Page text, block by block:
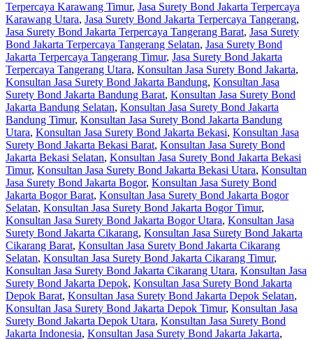
Terpercaya Karawang Timur, Jasa Surety Bond Jakarta Terpercaya
Karawang Utara, Jasa Surety Bond Jakarta Terpercaya Tangerang,
Jasa Surety Bond Jakarta Terpercaya Tangerang Barat, Jasa Surety
Bond Jakarta Terpercaya Tangerang Selatan, Jasa Surety Bond
Jakarta Terpercaya Tangerang Timur, Jasa Surety Bond Jakarta
Terpercaya Tangerang Utara, Konsultan Jasa Surety Bond Jakarta,
Konsultan Jasa Surety Bond Jakarta Bandung, Konsultan Jasa
Surety Bond Jakarta Bandung Barat, Konsultan Jasa Surety Bond
Jakarta Bandung Selatan, Konsultan Jasa Surety Bond Jakarta
Bandung Timur, Konsultan Jasa Surety Bond Jakarta Bandung
Utara, Konsultan Jasa Surety Bond Jakarta Bekasi, Konsultan Jasa
Surety Bond Jakarta Bekasi Barat, Konsultan Jasa Surety Bond
Jakarta Bekasi Selatan, Konsultan Jasa Surety Bond Jakarta Bekasi
Timur, Konsultan Jasa Surety Bond Jakarta Bekasi Utara, Konsultan
Jasa Surety Bond Jakarta Bogor, Konsultan Jasa Surety Bond
Jakarta Bogor Barat, Konsultan Jasa Surety Bond Jakarta Bogor
Selatan, Konsultan Jasa Surety Bond Jakarta Bogor Timur,
Konsultan Jasa Surety Bond Jakarta Bogor Utara, Konsultan Jasa
Surety Bond Jakarta Cikarang, Konsultan Jasa Surety Bond Jakarta
Cikarang Barat, Konsultan Jasa Surety Bond Jakarta Cikarang
Selatan, Konsultan Jasa Surety Bond Jakarta Cikarang Timur,
Konsultan Jasa Surety Bond Jakarta Cikarang Utara, Konsultan Jasa
Surety Bond Jakarta Depok, Konsultan Jasa Surety Bond Jakarta
Depok Barat, Konsultan Jasa Surety Bond Jakarta Depok Selatan,
Konsultan Jasa Surety Bond Jakarta Depok Timur, Konsultan Jasa
Surety Bond Jakarta Depok Utara, Konsultan Jasa Surety Bond
Jakarta Indonesia, Konsultan Jasa Surety Bond Jakarta Jakarta,